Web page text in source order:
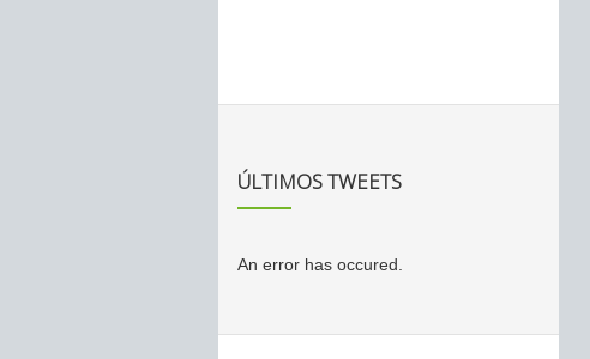
ÚLTIMOS TWEETS
An error has occured.